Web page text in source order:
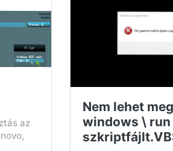
az
Nem lehet
windows \ run